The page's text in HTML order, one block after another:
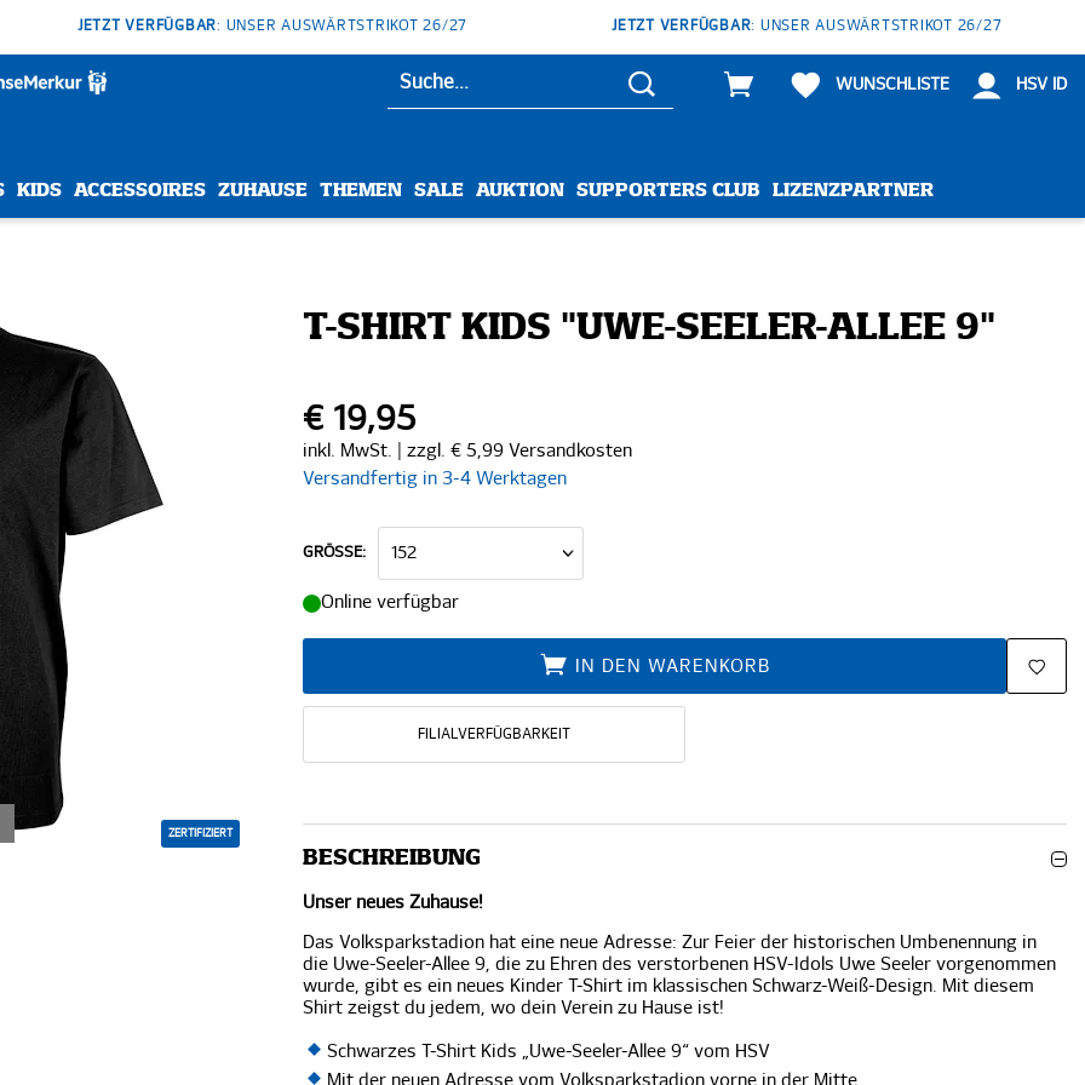
JETZT VERFÜGBAR: UNSER AUSWÄRTSTRIKOT 26/27 JETZT VERFÜGBAR: UNSER AUSWÄRTSTRIKOT 26/27
WUNSCHLISTE HSV ID
KIDS ACCESSOIRES ZUHAUSE THEMEN SALE AUKTION SUPPORTERS CLUB LIZENZPARTNER
ZERTIFIZIERT
T-SHIRT KIDS "UWE-SEELER-ALLEE 9"
€ 19,95
inkl. MwSt. | zzgl. € 5,99 Versandkosten
Versandfertig in 3-4 Werktagen
GRÖSSE:
Online verfügbar
IN DEN WARENKORB
FILIALVERFÜGBARKEIT
BESCHREIBUNG
Unser neues Zuhause!
Das Volksparkstadion hat eine neue Adresse: Zur Feier der historischen Umbenennung in
die Uwe-Seeler-Allee 9, die zu Ehren des verstorbenen HSV-Idols Uwe Seeler vorgenommen
wurde, gibt es ein neues Kinder T-Shirt im klassischen Schwarz-Weiß-Design. Mit diesem
Shirt zeigst du jedem, wo dein Verein zu Hause ist!
Schwarzes T-Shirt Kids „Uwe-Seeler-Allee 9“ vom HSV
Mit der neuen Adresse vom Volksparkstadion vorne in der Mitte